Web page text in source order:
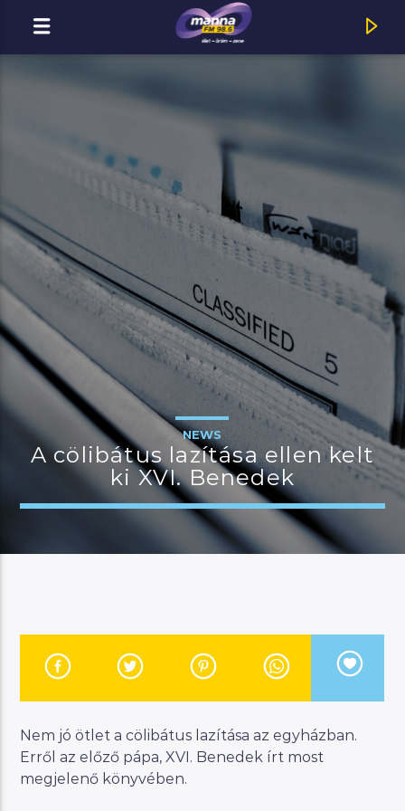
MOST ADÁSBAN
MannaFM
JELENLEGI MŰSOR
MANNA WORLD
Manna FM
NEWS
A cölibátus lazítása ellen kelt
ki XVI. Benedek
Nem jó ötlet a cölibátus lazítása az egyházban.
Erről az előző pápa, XVI. Benedek írt most
megjelenő könyvében.